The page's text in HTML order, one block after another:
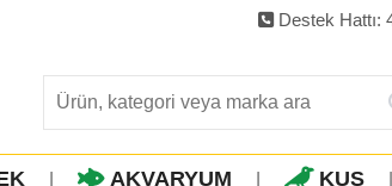
Destek Hattı:
AKVARYUM KUŞ